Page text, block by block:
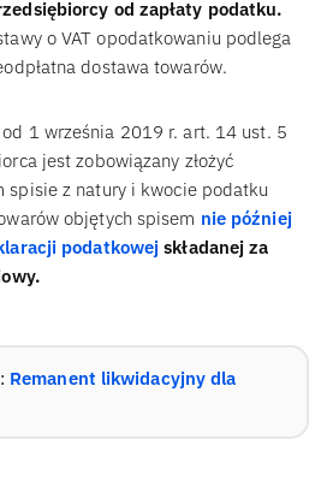
od zapłaty podatku.
o VAT opodatkowaniu podlega
dostawa towarów.
1 września 2019 r. art. 14 ust. 5
jest zobowiązany złożyć
spisie z natury i kwocie podatku
objętych spisem nie później
podatkowej składanej za
Remanent likwidacyjny dla